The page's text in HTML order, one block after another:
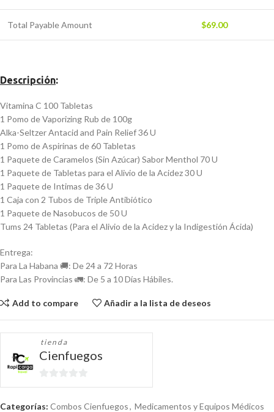
Total Payable Amount $69.00
Descripción:
Vitamina C 100 Tabletas
1 Pomo de Vaporizing Rub de 100g
Alka-Seltzer Antacid and Pain Relief 36 U
1 Pomo de Aspirinas de 60 Tabletas
1 Paquete de Caramelos (Sin Azúcar) Sabor Menthol 70 U
1 Paquete de Tabletas para el Alivio de la Acidez 30 U
1 Paquete de Intimas de 36 U
1 Caja con 2 Tubos de Triple Antibiótico
1 Paquete de Nasobucos de 50 U
Tums 24 Tabletas (Para el Alivio de la Acidez y la Indigestión Ácida)
Entrega:
Para La Habana 🚚: De 24 a 72 Horas
Para Las Provincias 🚛: De 5 a 10 Días Hábiles.
Add to compare Añadir a la lista de deseos
tienda
Cienfuegos
0
Categorías: Combos Cienfuegos, Medicamentos y Equipos Médicos